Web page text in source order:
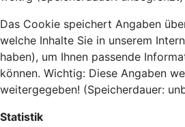
Das Cookie speichert Angaben
welche Inhalte Sie in unserem
haben), um Ihnen passende
können. Wichtig: Diese Angaben
weitergegeben! (Speicherdauer:
Statistik